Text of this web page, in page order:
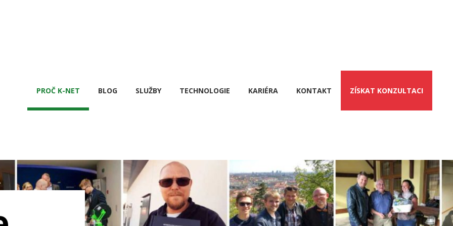
PROČ K-NET BLOG SLUŽBY TECHNOLOGIE KARIÉRA KONTAKT ZÍSKAT KONZULTACI